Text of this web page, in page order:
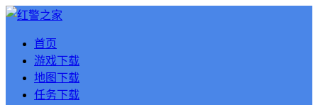
首页
游戏下载
地图下载
任务下载